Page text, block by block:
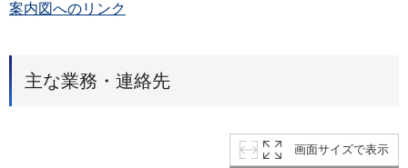
案内図へのリンク
主な業務・連絡先
画面サイズで表示